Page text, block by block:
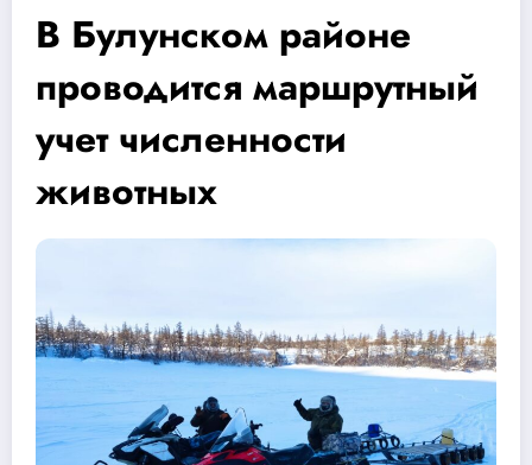
В Булунском районе
проводится маршрутный
учет численности
животных